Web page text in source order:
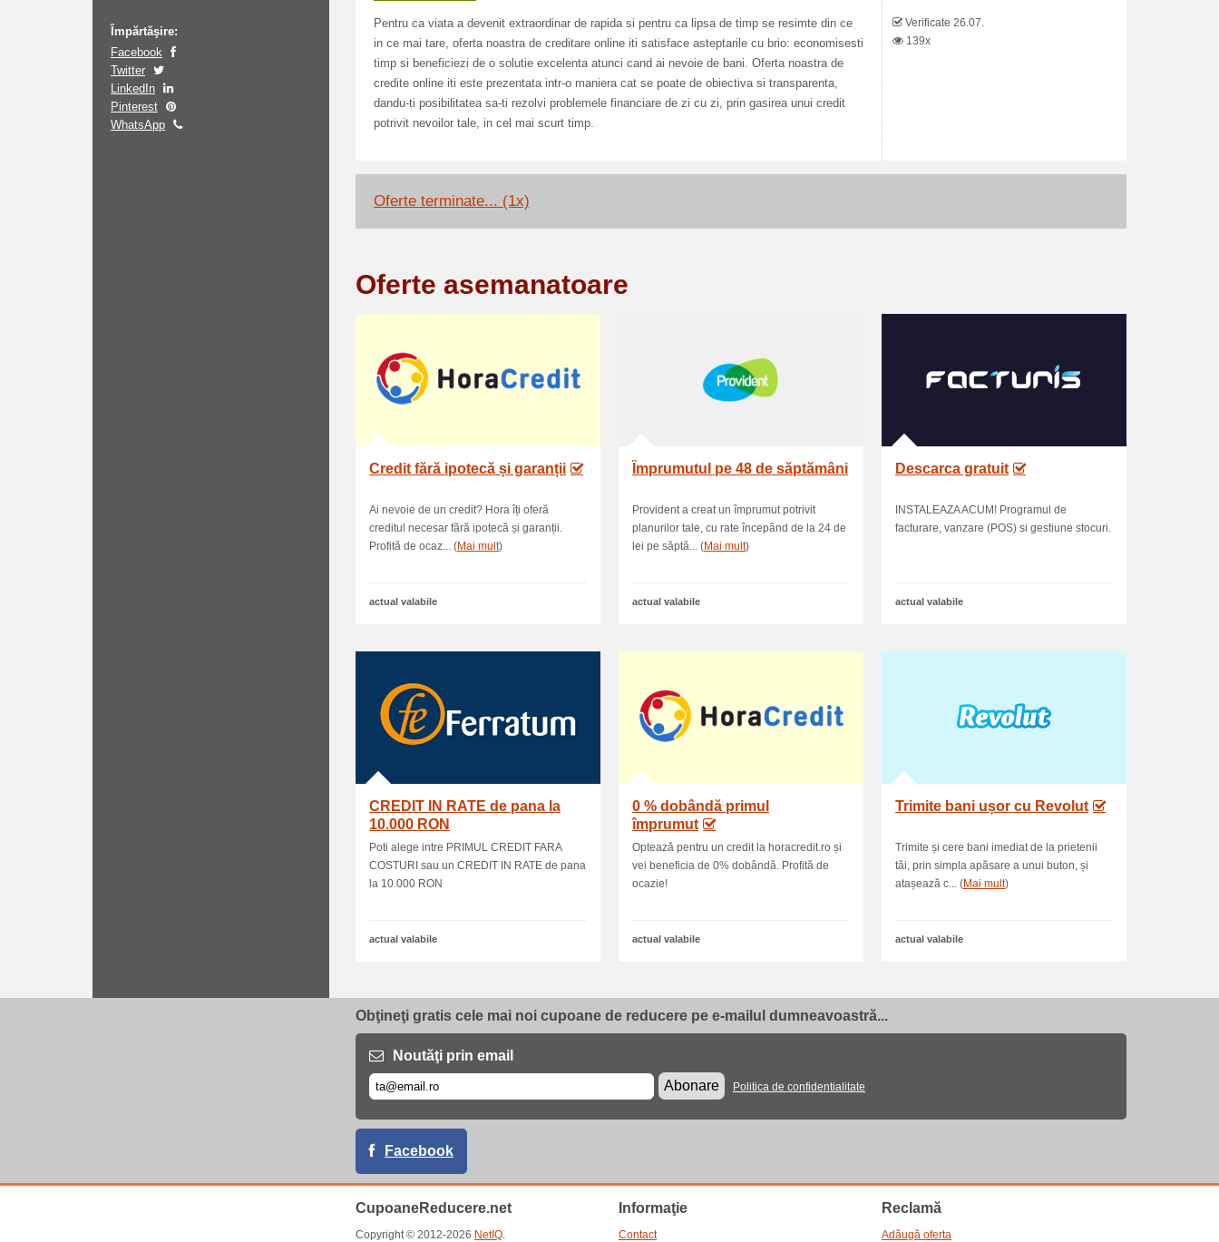
Împărtăşire:
Facebook
Twitter
LinkedIn
Pinterest
WhatsApp
Pentru ca viata a devenit extraordinar de rapida si pentru ca lipsa de timp se resimte din ce
in ce mai tare, oferta noastra de creditare online iti satisface asteptarile cu brio: economisesti
timp si beneficiezi de o solutie excelenta atunci cand ai nevoie de bani. Oferta noastra de
credite online iti este prezentata intr-o maniera cat se poate de obiectiva si transparenta,
dandu-ti posibilitatea sa-ti rezolvi problemele financiare de zi cu zi, prin gasirea unui credit
potrivit nevoilor tale, in cel mai scurt timp.
Verificate 26.07.
139x
Oferte terminate... (1x)
Oferte asemanatoare
Credit fără ipotecă și garanții
Ai nevoie de un credit? Hora îți oferă
creditul necesar fără ipotecă și garanții.
Profită de ocaz... (Mai mult)
actual valabile
Împrumutul pe 48 de săptămâni
Provident a creat un împrumut potrivit
planurilor tale, cu rate începând de la 24 de
lei pe săptă... (Mai mult)
actual valabile
Descarca gratuit
INSTALEAZA ACUM! Programul de
facturare, vanzare (POS) si gestiune stocuri.
actual valabile
CREDIT IN RATE de pana la
10.000 RON
Poti alege intre PRIMUL CREDIT FARA
COSTURI sau un CREDIT IN RATE de pana
la 10.000 RON
actual valabile
0 % dobândă primul
împrumut
Optează pentru un credit la horacredit.ro și
vei beneficia de 0% dobândă. Profită de
ocazie!
actual valabile
Trimite bani ușor cu Revolut
Trimite și cere bani imediat de la prietenii
tăi, prin simpla apăsare a unui buton, și
atașează c... (Mai mult)
actual valabile
Obţineţi gratis cele mai noi cupoane de reducere pe e-mailul dumneavoastră...
Noutăţi prin email
Abonare
Politica de confidentialitate
Facebook
CupoaneReducere.net
Copyright © 2012-2026 NetIQ.
Informaţie
Contact
Reclamă
Adăugă oferta